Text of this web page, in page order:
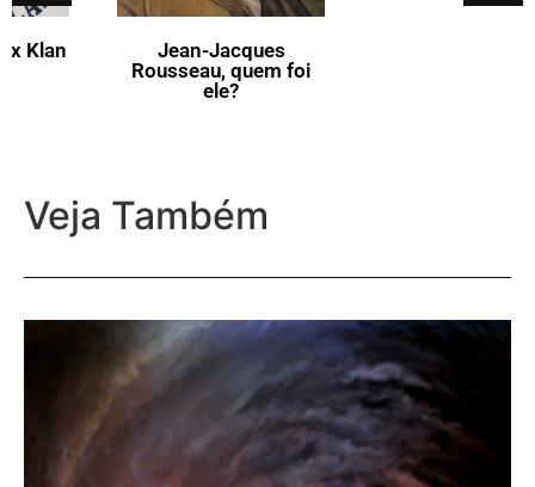
Jean-Jacques
Rousseau, quem foi
Veja Também